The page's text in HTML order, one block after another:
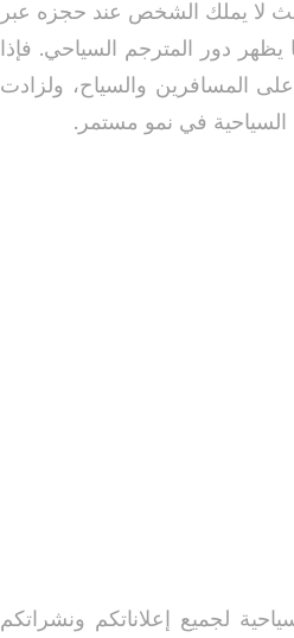
لا يملك الشخص عند حجزه عبر
دور المترجم السياحي. فإذا
المسافرين والسياح، ولزادت
السياحية في نمو مستمر.
لجميع إعلاناتكم ونشراتكم